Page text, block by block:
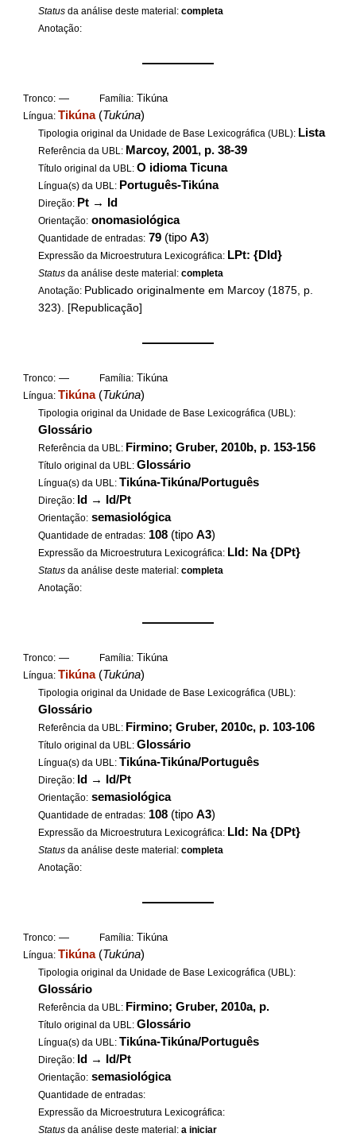
Status da análise deste material:completa
Anotação:
——————
Tronco: — Família: Tikúna
Língua: Tikúna(Tukúna)
Tipologia original da Unidade de Base Lexicográfica (UBL): Lista
Referência da UBL: Marcoy, 2001, p. 38-39
Título original da UBL:O idioma Ticuna
Língua(s) da UBL: Português-Tikúna
Direção: Pt → Id
Orientação: onomasiológica
Quantidade de entradas: 79 (tipoA3)
Expressão da Microestrutura Lexicográfica: LPt: {DId}
Status da análise deste material:completa
Anotação: Publicado originalmente em Marcoy (1875, p.
323). [Republicação]
——————
Tronco: — Família: Tikúna
Língua: Tikúna(Tukúna)
Tipologia original da Unidade de Base Lexicográfica (UBL):
Glossário
Referência da UBL: Firmino; Gruber, 2010b, p. 153-156
Título original da UBL:Glossário
Língua(s) da UBL: Tikúna-Tikúna/Português
Direção: Id → Id/Pt
Orientação: semasiológica
Quantidade de entradas: 108 (tipoA3)
Expressão da Microestrutura Lexicográfica: LId: Na {DPt}
Status da análise deste material:completa
Anotação:
——————
Tronco: — Família: Tikúna
Língua: Tikúna(Tukúna)
Tipologia original da Unidade de Base Lexicográfica (UBL):
Glossário
Referência da UBL: Firmino; Gruber, 2010c, p. 103-106
Título original da UBL:Glossário
Língua(s) da UBL: Tikúna-Tikúna/Português
Direção: Id → Id/Pt
Orientação: semasiológica
Quantidade de entradas: 108 (tipoA3)
Expressão da Microestrutura Lexicográfica: LId: Na {DPt}
Status da análise deste material:completa
Anotação:
——————
Tronco: — Família: Tikúna
Língua: Tikúna(Tukúna)
Tipologia original da Unidade de Base Lexicográfica (UBL):
Glossário
Referência da UBL: Firmino; Gruber, 2010a, p.
Título original da UBL:Glossário
Língua(s) da UBL: Tikúna-Tikúna/Português
Direção: Id → Id/Pt
Orientação: semasiológica
Quantidade de entradas:
Expressão da Microestrutura Lexicográfica:
Status da análise deste material:a iniciar